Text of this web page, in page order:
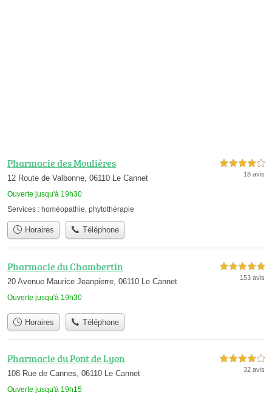
Pharmacie des Moulières
12 Route de Valbonne, 06110 Le Cannet
Ouverte jusqu'à 19h30
4,0 étoiles sur 5
18 avis
Services : homéopathie, phytothérapie
Horaires Téléphone
Pharmacie du Chambertin
20 Avenue Maurice Jeanpierre, 06110 Le Cannet
Ouverte jusqu'à 19h30
5,0 étoiles sur 5
153 avis
Horaires Téléphone
Pharmacie du Pont de Lyon
108 Rue de Cannes, 06110 Le Cannet
Ouverte jusqu'à 19h15
4,0 étoiles sur 5
32 avis